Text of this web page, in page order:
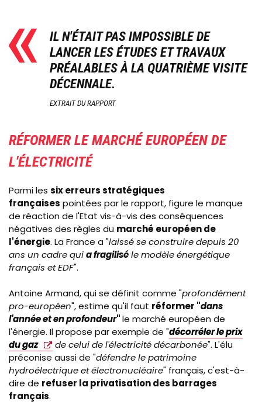
IL N'ÉTAIT PAS IMPOSSIBLE DE
LANCER LES ÉTUDES ET TRAVAUX
PRÉALABLES À LA QUATRIÈME VISITE
DÉCENNALE.
EXTRAIT DU RAPPORT
RÉFORMER LE MARCHÉ EUROPÉEN DE
L'ÉLECTRICITÉ
Parmi les six erreurs stratégiques
françaises pointées par le rapport, figure le manque
de réaction de l'Etat vis-à-vis des conséquences
négatives des règles du marché européen de
l'énergie. La France a "laissé se construire depuis 20
ans un cadre quia fragiliséle modèle énergétique
français et EDF".
Antoine Armand, qui se définit comme "profondément
pro-européen", estime qu'il faut réformer "dans
l'année et en profondeur"le marché européen de
l'énergie. Il propose par exemple de "décorréler le prix
du gaz
de celui de l'électricité décarbonée". L'élu
préconise aussi de "défendre le patrimoine
hydroélectrique et électronucléaire" français, c'est-à-
dire de refuser la privatisation des barrages
français.